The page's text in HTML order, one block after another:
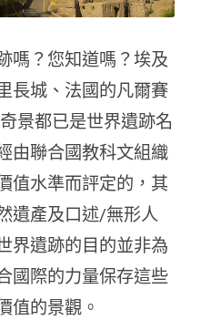
嗎？您知道嗎？埃及
長城、法國的凡爾賽
景都已是世界遺跡名
由聯合國教科文組織
值水準而評定的，其
遺產及口述/無形人
界遺跡的目的並非為
國際的力量保存這些
值的景觀。